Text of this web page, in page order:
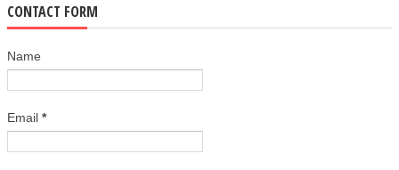
CONTACT FORM
Name
Email *